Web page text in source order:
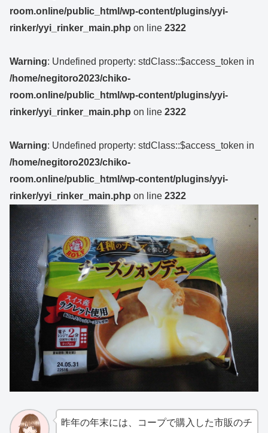
room.online/public_html/wp-content/plugins/yyi-
rinker/yyi_rinker_main.php on line 2322
Warning: Undefined property: stdClass::$access_token in
/home/negitoro2023/chiko-
room.online/public_html/wp-content/plugins/yyi-
rinker/yyi_rinker_main.php on line 2322
Warning: Undefined property: stdClass::$access_token in
/home/negitoro2023/chiko-
room.online/public_html/wp-content/plugins/yyi-
rinker/yyi_rinker_main.php on line 2322
昨年の年末には、コープで購入した市販のチ